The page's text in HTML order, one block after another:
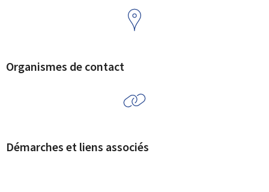
Organismes de contact
Démarches et liens associés